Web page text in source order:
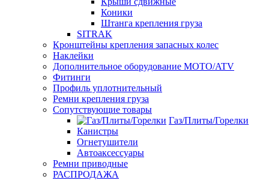
Коники
Штанга крепления груза
SITRAK
Кронштейны крепления запасных колес
Наклейки
Дополнительное оборудование MOTO/ATV
Фитинги
Профиль уплотнительный
Ремни крепления груза
Сопутствующие товары
Газ/Плиты/Горелки
Канистры
Огнетушители
Автоаксессуары
Ремни приводные
РАСПРОДАЖА